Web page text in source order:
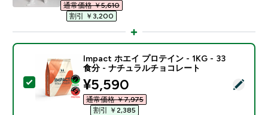
通常価格 ￥5,610‎
割引 ￥3,200‎
この商品を選択 - Impact ホエイ プロテイン - 1KG -
Impact ホエイ プロテイン - 1KG - 33
食分 - ナチュラルチョコレート
discounted price
¥5,590‎
通常価格 ￥7,975‎
割引 ￥2,385‎